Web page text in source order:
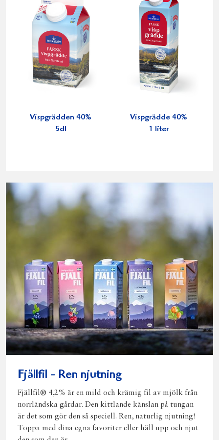
Vispgrädden 40%
5dl
Vispgrädde 40%
1 liter
Fjällfil - Ren njutning
Fjällfil® 4,2% är en mild och krämig fil av mjölk från
norrländska gårdar. Den kittlande känslan på tungan
är det som gör den så speciell. Ren, naturlig njutning!
Toppa med dina egna favoriter eller häll upp och njut